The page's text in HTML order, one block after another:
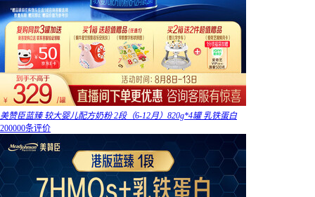
美赞臣蓝臻 较大婴儿配方奶粉 2段（6-12月）820g*4罐 乳铁蛋白
200000条评价